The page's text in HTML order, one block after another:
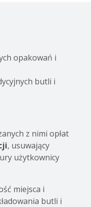
opakowań i
butli i
z nimi opłat
, usuwający
użytkownicy
miejsca i
butli i